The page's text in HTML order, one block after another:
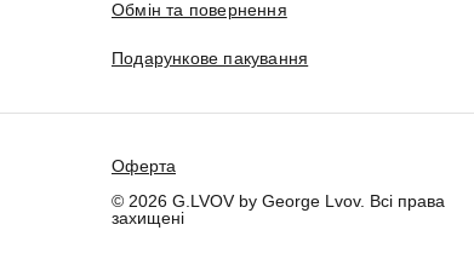
Обмін та повернення
Подарункове пакування
Оферта
© 2026 G.LVOV by George Lvov. Всі права
захищені